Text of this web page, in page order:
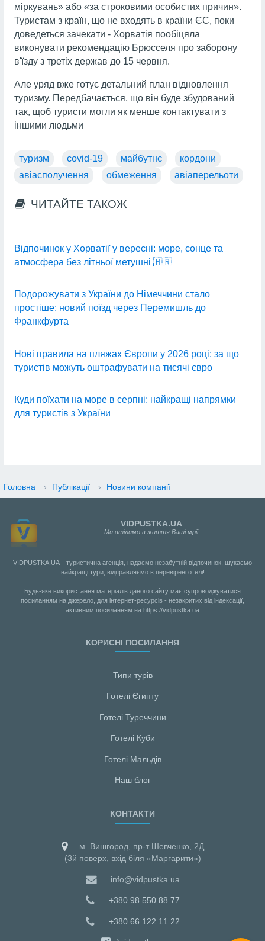
міркувань» або «за строковими особистих причин».
Туристам з країн, що не входять в країни ЄС, поки
доведеться зачекати - Хорватія пообіцяла
виконувати рекомендацію Брюсселя про заборону
в'їзду з третіх держав до 15 червня.
Але уряд вже готує детальний план відновлення
туризму. Передбачається, що він буде збудований
так, щоб туристи могли як менше контактувати з
іншими людьми
туризм covid-19 майбутнє
кордони
авіасполучення
обмеження авіаперельоти
ЧИТАЙТЕ ТАКОЖ
Відпочинок у Хорватії у вересні: море, сонце та
атмосфера без літньої метушні 🇭🇷
Подорожувати з України до Німеччини стало
простіше: новий поїзд через Перемишль до
Франкфурта
Нові правила на пляжах Європи у 2026 році: за що
туристів можуть оштрафувати на тисячі євро
Куди поїхати на море в серпні: найкращі напрямки
для туристів з України
Головна › Публікації › Новини компанії
VIDPUSTKA.UA
Ми втілимо в життя Ваші мрії
VIDPUSTKA.UA – туристична агенція, надаємо незабутній відпочинок, шукаємо
найкращі тури, відправляємо в перевірені отелі!
Будь-яке використання матеріалів даного сайту має супроводжуватися
посиланням на джерело, для інтернет-ресурсів - незакритих від індексації,
активним посиланням на https://vidpustka.ua
КОРИСНІ ПОСИЛАННЯ
Типи турів
Готелі Єгипту
Готелі Туреччини
Готелі Куби
Готелі Мальдiв
Наш блог
КОНТАКТИ
м. Вишгород, пр-т Шевченко, 2Д
(3й поверх, вхід біля «Маргарити»)
info@vidpustka.ua
+380 98 550 88 77
+380 66 122 11 22